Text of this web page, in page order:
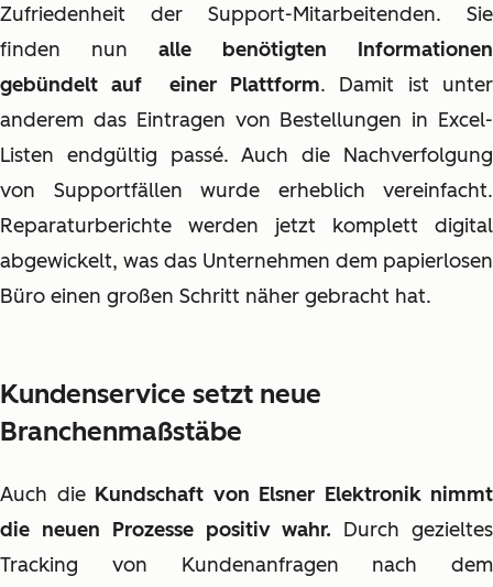
Zufriedenheit der Support-Mitarbeitenden. Sie
finden nun alle benötigten Informationen
gebündelt auf einer Plattform. Damit ist unter
anderem das Eintragen von Bestellungen in Excel-
Listen endgültig passé. Auch die Nachverfolgung
von Supportfällen wurde erheblich vereinfacht.
Reparaturberichte werden jetzt komplett digital
abgewickelt, was das Unternehmen dem papierlosen
Büro einen großen Schritt näher gebracht hat.
Kundenservice setzt neue
Branchenmaßstäbe
Auch die Kundschaft von Elsner Elektronik nimmt
die neuen Prozesse positiv wahr. Durch gezieltes
Tracking von Kundenanfragen nach dem